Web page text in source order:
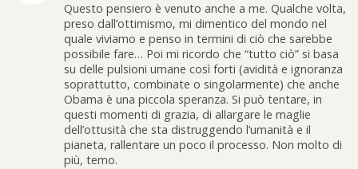
Questo pensiero è venuto anche a me. Qualche volta,
preso dall’ottimismo, mi dimentico del mondo nel
quale viviamo e penso in termini di ciò che sarebbe
possibile fare… Poi mi ricordo che “tutto ciò” si basa
su delle pulsioni umane così forti (avidità e ignoranza
soprattutto, combinate o singolarmente) che anche
Obama è una piccola speranza. Si può tentare, in
questi momenti di grazia, di allargare le maglie
dell’ottusità che sta distruggendo l’umanità e il
pianeta, rallentare un poco il processo. Non molto di
più, temo.